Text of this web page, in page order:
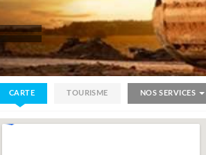
CARTE TOURISME NOS SERVICES